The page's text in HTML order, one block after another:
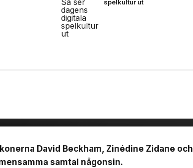
spelkultur ut
David Beckham, Zinédine Zidane och
samtal någonsin.